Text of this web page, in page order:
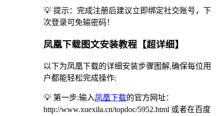
💡 提示：完成注册后建议立即绑定社交账号，下
次登录可免输密码！
凤凰下载图文安装教程【超详细】
以下为凤凰下载的详细安装步骤图解,确保每位用
户都能轻松完成操作:
💡 第一步:输入凤凰下载的官方网址：
http://www.xuexila.cn/topdoc/5952.html 或者在百度